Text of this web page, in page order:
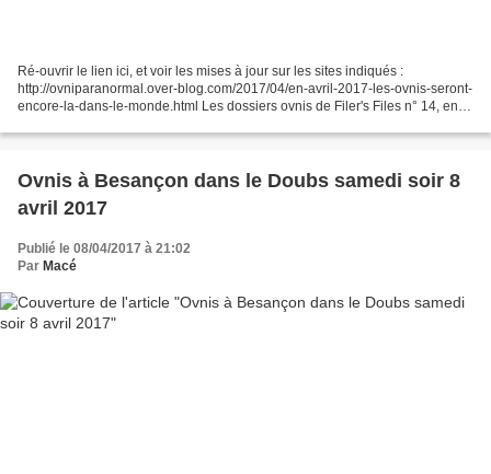
Ré-ouvrir le lien ici, et voir les mises à jour sur les sites indiqués :
http://ovniparanormal.over-blog.com/2017/04/en-avril-2017-les-ovnis-seront-
encore-la-dans-le-monde.html Les dossiers ovnis de Filer's Files n° 14, en
Ovnis à Besançon dans le Doubs samedi soir 8
avril 2017
Publié le 08/04/2017 à 21:02
Par Macé